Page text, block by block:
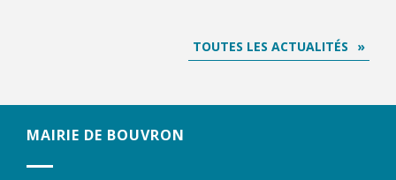
TOUTES LES ACTUALITÉS
MAIRIE DE BOUVRON